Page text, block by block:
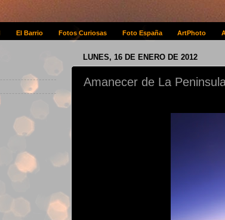
El Barrio Fotos Curiosas Foto España ArtPhoto
LUNES, 16 DE ENERO DE 2012
Amanecer de La